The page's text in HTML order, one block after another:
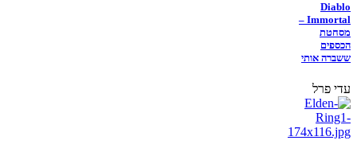
Diablo
Immortal –
מסחטת
הכספים
ששברה אותי
עדי פרל